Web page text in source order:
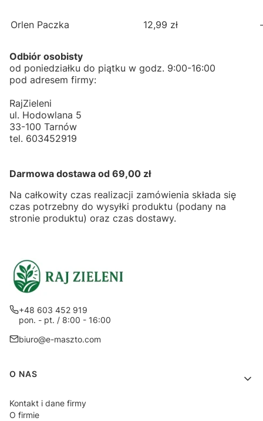
Orlen Paczka 12,99 zł -
Odbiór osobisty
od poniedziałku do piątku w godz. 9:00-16:00
pod adresem firmy:
RajZieleni
ul. Hodowlana 5
33-100 Tarnów
tel. 603452919
Darmowa dostawa od 69,00 zł
Na całkowity czas realizacji zamówienia składa się
czas potrzebny do wysyłki produktu (podany na
stronie produktu) oraz czas dostawy.
+48 603 452 919
pon. - pt. / 8:00 - 16:00
biuro@e-maszto.com
Linki w stopce
O NAS
Kontakt i dane firmy
O firmie